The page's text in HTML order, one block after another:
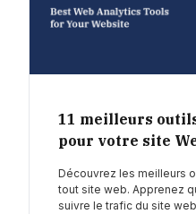
11 meilleurs
pour votre site
Découvrez les meilleurs
tout site web. Apprenez
suivre le trafic du site